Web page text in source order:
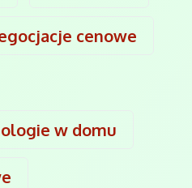
cenowe
w domu